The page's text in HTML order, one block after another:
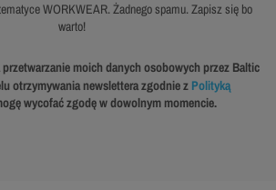
WORKWEAR. Żadnego spamu. Zapisz się bo
warto!
przetwarzanie moich danych osobowych przez Baltic
otrzymywania newslettera zgodnie z Polityką
wycofać zgodę w dowolnym momencie.